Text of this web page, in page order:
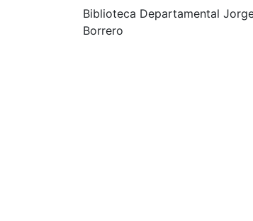
Biblioteca Departamental
Borrero